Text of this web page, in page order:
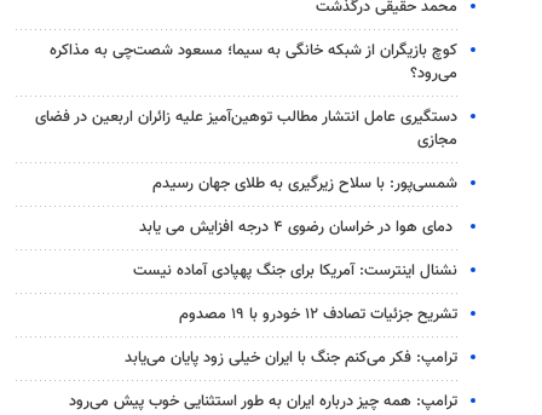
محمد حقیقی درگذشت
کوچ بازیگران از شبکه خانگی به سیما؛ مسعود شصت‌چی به مذاکره
می‌رود؟
دستگیری عامل انتشار مطالب توهین‌آمیز علیه زائران اربعین در فضای
مجازی
شمسی‌پور: با سلاح زیرگیری به طلای جهان رسیدم
دمای هوا در خراسان رضوی ۴ درجه افزایش می یابد
نشنال اینترست: آمریکا برای جنگ پهپادی آماده نیست
تشریح جزئیات تصادف ۱۲ خودرو با ۱۹ مصدوم
ترامپ: فکر می‌کنم جنگ با ایران خیلی زود پایان می‌یابد
ترامپ: همه چیز درباره ایران به طور استثنایی خوب پیش می‌رود